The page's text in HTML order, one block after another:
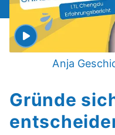
Anja
Gründe